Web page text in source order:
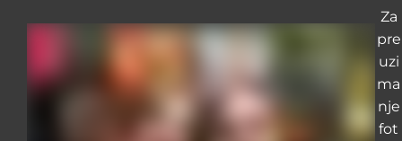
Za
pre
uzi
ma
nje
fot